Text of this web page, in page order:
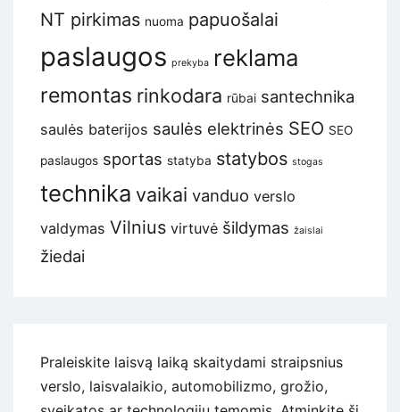
NT pirkimas nuoma papuošalai
paslaugos prekyba reklama
remontas rinkodara rūbai santechnika
saulės baterijos saulės elektrinės SEO SEO
paslaugos sportas statyba statybos stogas
technika vaikai vanduo verslo
valdymas Vilnius virtuvė šildymas žaislai
žiedai
Praleiskite laisvą laiką skaitydami straipsnius
verslo, laisvalaikio, automobilizmo, grožio,